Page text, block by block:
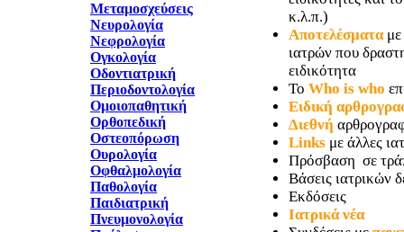
Μεταμοσχεύσεις
Νευρολογία
Νεφρολογία
Ογκολογία
Οδοντιατρική
Περιοδοντολογία
Ομοιοπαθητική
Ορθοπεδική
Οστεοπόρωση
Ουρολογία
Οφθαλμολογία
Παθολογία
Παιδιατρική
Πνευμονολογία
κ.λ.π.)
Αποτελέσματαμε
ιατρών που
ειδικότητα
Το Who is who
Ειδική
Διεθνή
Links με άλλες
Πρόσβαση σε
Βάσεις ιατρικών
Εκδόσεις
Ιατρικά νέα